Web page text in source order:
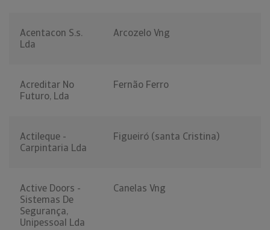
Acentacon S.s.
Lda
Arcozelo Vng
Acreditar No
Futuro, Lda
Fernão Ferro
Actileque -
Carpintaria Lda
Figueiró (santa Cristina)
Active Doors -
Sistemas De
Segurança,
Unipessoal Lda
Canelas Vng